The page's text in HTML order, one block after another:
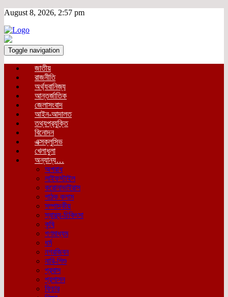
August 8, 2026, 2:57 pm
Toggle navigation
জাতীয়
রাজনীতি
অর্থ্যবানিজ্য
আন্তর্জাতিক
জেলাসংবাদ
আইন-আদালত
তথ্যপ্রযুক্তি
বিনোদন
এক্সক্লুসিভ
খেলাধুলা
অন্যান্য…
অপরাধ
লাইফস্টাইল
করোনাভাইরাস
পাঠক কলাম
সম্পাদকীয়
স্বাস্থ্য-চিকিৎসা
কৃষি
গণমাধ্যম
ধর্ম
নগরজিবন
নারি-শিশু
প্রবাস
প্রশাসন
ফিচার